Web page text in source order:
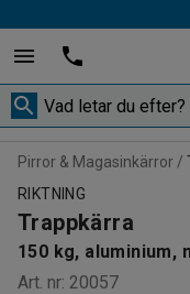
Pirror & Magasinkärror
RIKTNING
Trappkärra
150 kg, aluminium,
Art. nr: 20057